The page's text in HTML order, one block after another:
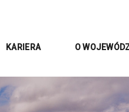
KARIERA O